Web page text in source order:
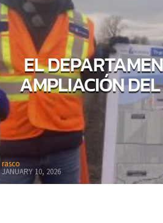
EL
AMPLIACIÓN
rasco
JANUARY 10, 2026